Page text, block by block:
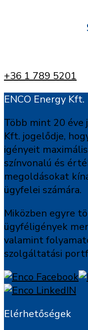
+36 1 789 5201
ENCO Energy Kft.
Több mint 20 éve
Kft. jogelődje,
igényeit
színvonalú és
megoldásokat
ügyfelei számára.
Miközben egyre
ügyféligények
valamint
szolgáltatási
Elérhetőségek